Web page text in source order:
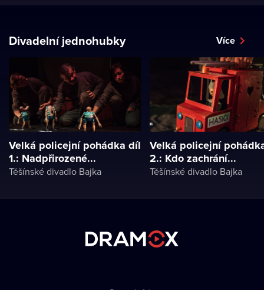
Divadelní jednohubky Více
Velká policejní pohádka díl
1.: Nadpřirozené...
Těšínské divadlo Bajka
Velká policejní
2.: Kdo zachrání...
Těšínské divadlo Bajka